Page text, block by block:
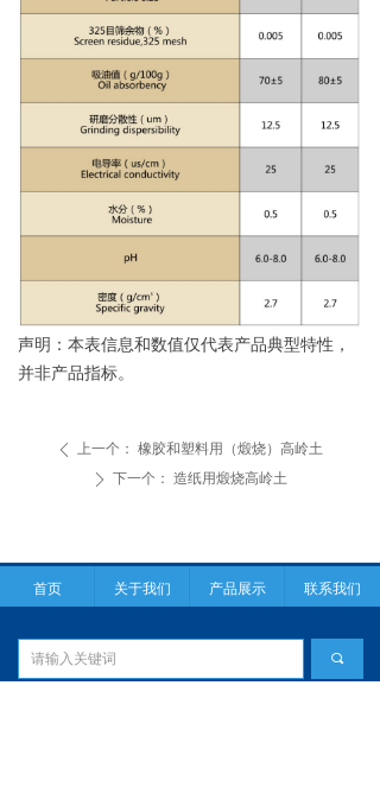
声明：本表信息和数值仅代表产品典型特性，
并非产品指标。
ꄲ 下一个： 造纸用煅烧高岭土
ꄴ 上一个： 橡胶和塑料用（煅烧）高岭土
首页 关于我们 产品展示 联系我们
끠